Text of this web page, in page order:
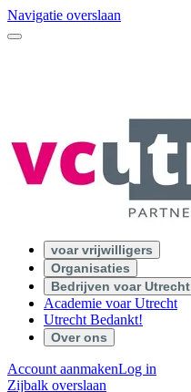
Navigatie overslaan
voar vrijwilligers
Organisaties
Bedrijven voar Utrecht
Academie voar Utrecht
Utrecht Bedankt!
Over ons
Account aanmakenLog in
Zijbalk overslaan